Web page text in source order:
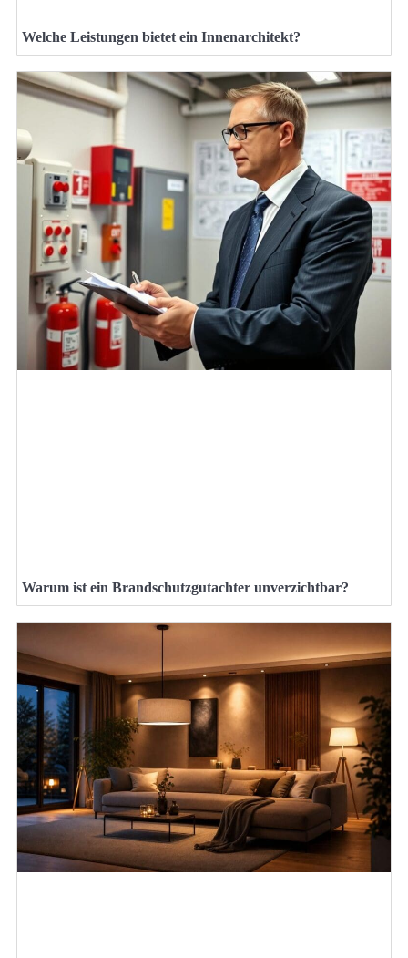
Welche Leistungen bietet ein Innenarchitekt?
Warum ist ein Brandschutzgutachter unverzichtbar?